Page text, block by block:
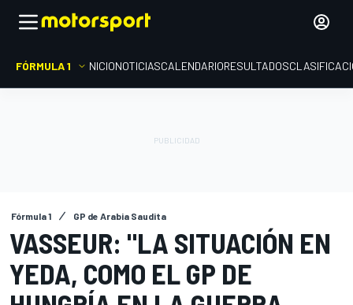
FÓRMULA 1 INICIONOTICIASCALENDARIORESULTADOS
Fórmula 1 GP de Arabia Saudita
VASSEUR: "LA SITUACIÓN EN
YEDA, COMO EL GP DE